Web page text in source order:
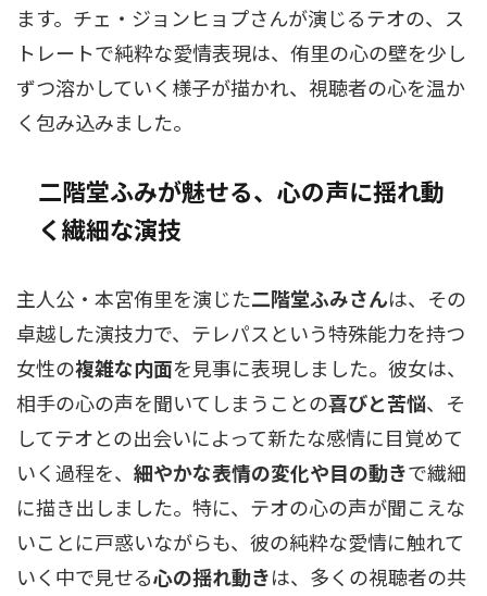
ます。チェ・ジョンヒョプさんが演じるテオの、ス
トレートで純粋な愛情表現は、侑里の心の壁を少し
ずつ溶かしていく様子が描かれ、視聴者の心を温か
く包み込みました。
二階堂ふみが魅せる、心の声に揺れ動
く繊細な演技
主人公・本宮侑里を演じた二階堂ふみさんは、その
卓越した演技力で、テレパスという特殊能力を持つ
女性の複雑な内面を見事に表現しました。彼女は、
相手の心の声を聞いてしまうことの喜びと苦悩、そ
してテオとの出会いによって新たな感情に目覚めて
いく過程を、 細やかな表情の変化や目の動きで繊細
に描き出しました。特に、テオの心の声が聞こえな
いことに戸惑いながらも、彼の純粋な愛情に触れて
いく中で見せる心の揺れ動きは、多くの視聴者の共